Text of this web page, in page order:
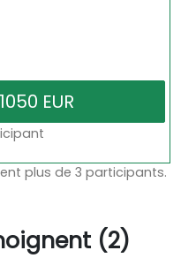
plus de 3 participants.
(2)